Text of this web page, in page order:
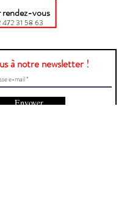
rendez-vous
472 31 58 63
à notre newsletter !
Envoyer